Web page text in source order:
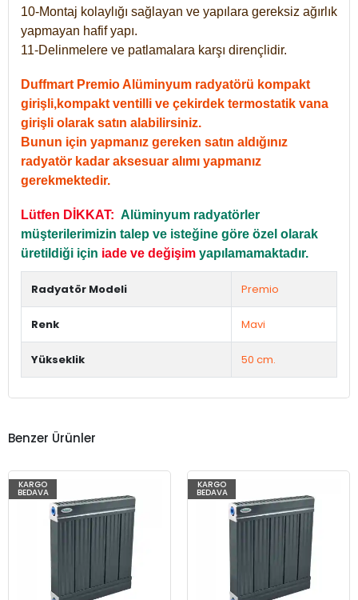
10-Montaj kolaylığı sağlayan ve yapılara gereksiz ağırlık
yapmayan hafif yapı.
11-Delinmelere ve patlamalara karşı dirençlidir.
Duffmart Premio Alüminyum radyatörü kompakt
girişli,kompakt ventilli ve çekirdek termostatik vana
girişli olarak satın alabilirsiniz.
Bunun için yapmanız gereken satın aldığınız
radyatör kadar aksesuar alımı yapmanız
gerekmektedir.
Lütfen DİKKAT: Alüminyum radyatörler
müşterilerimizin talep ve isteğine göre özel olarak
üretildiği için iade ve değişim yapılamamaktadır.
Radyatör Modeli Premio
Renk Mavi
Yükseklik 50 cm.
Benzer Ürünler
KARGO
BEDAVA
KARGO
BEDAVA